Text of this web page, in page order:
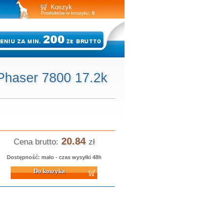
Koszyk
Produktów w koszyku: 0
7800 17.2k
Cena brutto: 20.84 zł
Dostępność: mało - czas wysyłki 48h
koszyka